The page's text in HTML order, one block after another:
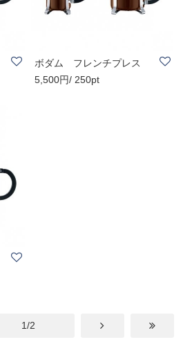
ボダム フレンチプレス
コーヒーメーカ..
5,500円/ 250pt
1/2